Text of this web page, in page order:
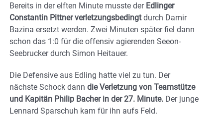
Bereits in der elften Minute musste der Edlinger
Constantin Pittner verletzungsbedingtdurch Damir
Bazina ersetzt werden. Zwei Minuten später fiel dann
schon das 1:0 für die offensiv agierenden Seeon-
Seebrucker durch Simon Heitauer.
Die Defensive aus Edling hatte viel zu tun. Der
nächste Schock dann die Verletzung von Teamstütze
und Kapitän Philip Bacher in der 27. Minute. Der junge
Lennard Sparschuh kam für ihn aufs Feld.